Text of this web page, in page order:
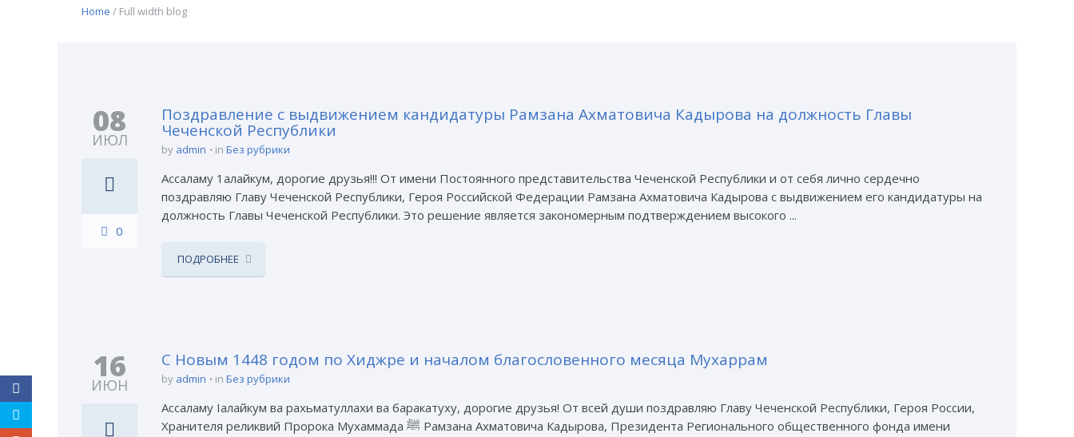
Home / Full width blog
08
ИЮЛ
0
Поздравление с выдвижением кандидатуры Рамзана Ахматовича Кадырова на должность Главы
Чеченской Республики
by admin in Без рубрики
Ассаламу 1алайкум, дорогие друзья!!! От имени Постоянного представительства Чеченской Республики и от себя лично сердечно
поздравляю Главу Чеченской Республики, Героя Российской Федерации Рамзана Ахматовича Кадырова с выдвижением его кандидатуры на
должность Главы Чеченской Республики. Это решение является закономерным подтверждением высокого ...
ПОДРОБНЕЕ
16
ИЮН
С Новым 1448 годом по Хиджре и началом благословенного месяца Мухаррам
by admin in Без рубрики
Ассаламу Іалайкум ва рахьматуллахи ва баракатуху, дорогие друзья! От всей души поздравляю Главу Чеченской Республики, Героя России,
Хранителя реликвий Пророка Мухаммада ﷺ Рамзана Ахматовича Кадырова, Президента Регионального общественного фонда имени